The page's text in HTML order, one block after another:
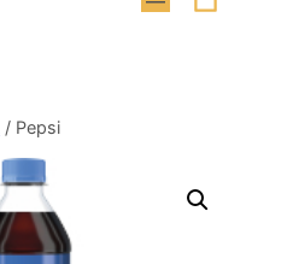
/ Pepsi